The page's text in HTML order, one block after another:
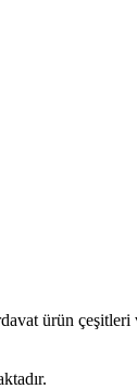
ürün çeşitleri